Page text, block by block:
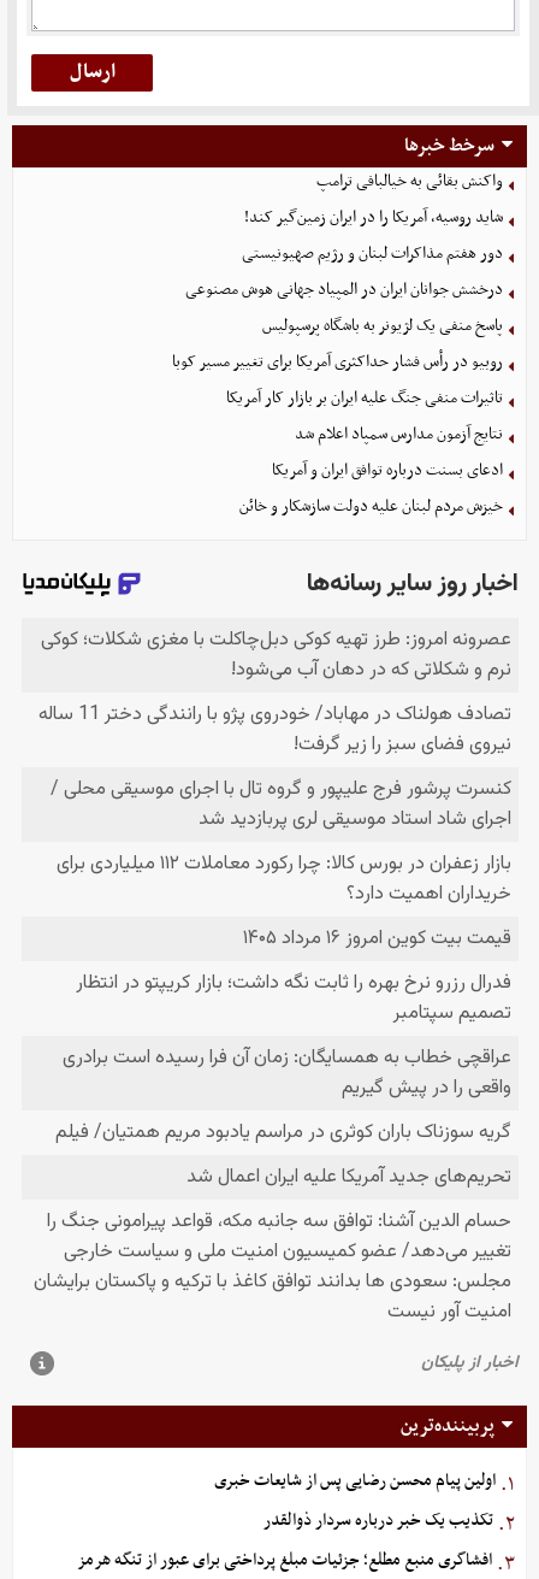
سرخط خبرها
واکنش بقائی به خیالبافی ترامپ
شاید روسیه، آمریکا را در ایران زمین‌گیر کند!
دور هفتم مذاکرات لبنان و رژیم صهیونیستی
درخشش جوانان ایران در المپیاد جهانی هوش مصنوعی
پاسخ منفی یک لژیونر به باشگاه پرسپولیس
روبیو در رأس فشار حداکثری آمریکا برای تغییر مسیر کوبا
تاثیرات منفی جنگ علیه ایران بر بازار کار آمریکا
نتایج آزمون مدارس سمپاد اعلام شد
ادعای بسنت درباره توافق ایران و آمریکا
خیزش مردم لبنان علیه دولت سازشکار و خائن
پربیننده‌ترین
۱. اولین پیام محسن رضایی پس از شایعات خبری
۲. تکذیب یک خبر درباره سردار ذوالقدر
۳. افشاگری منبع مطلع؛ جزئیات مبلغ پرداختی برای عبور از تنگه هرمز